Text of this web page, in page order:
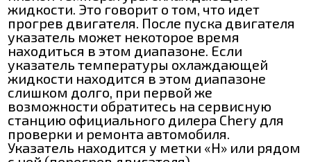
жидкости. Это говорит о том, что идет
прогрев двигателя. После пуска двигателя
указатель может некоторое время
находиться в этом диапазоне. Если
указатель температуры охлаждающей
жидкости находится в этом диапазоне
слишком долго, при первой же
возможности обратитесь на сервисную
станцию официального дилера Chery для
проверки и ремонта автомобиля.
Указатель находится у метки «Н» или рядом